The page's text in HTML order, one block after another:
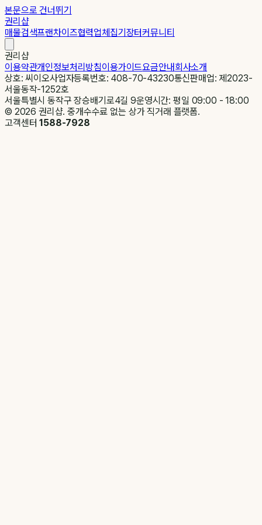
본문으로 건너뛰기
권리샵
매물검색프랜차이즈협력업체집기장터커뮤니티
권리샵
이용약관개인정보처리방침이용가이드요금안내회사소개
상호: 씨이오사업자등록번호: 408-70-43230통신판매업: 제2023-
서울동작-1252호
서울특별시 동작구 장승배기로4길 9운영시간: 평일 09:00 - 18:00
© 2026 권리샵. 중개수수료 없는 상가 직거래 플랫폼.
고객센터1588-7928